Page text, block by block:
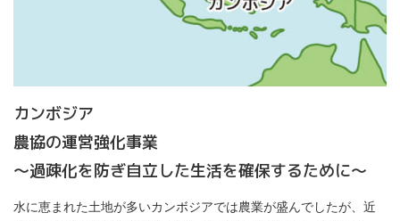
カンボジア
農協の運営強化事業
～過疎化を防ぎ自立した生活を確保するために～
水に恵まれた土地が多いカンボジアでは農業が盛んでしたが、近